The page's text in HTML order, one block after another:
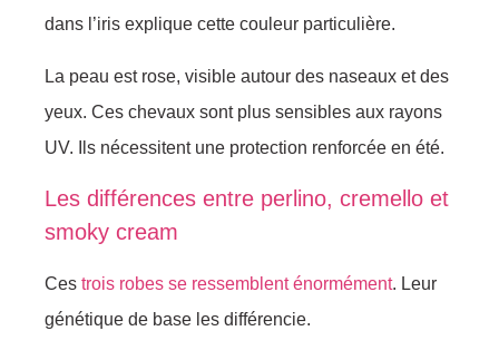
dans l’iris explique cette couleur particulière.
La peau est rose, visible autour des naseaux et des
yeux. Ces chevaux sont plus sensibles aux rayons
UV. Ils nécessitent une protection renforcée en été.
Les différences entre perlino, cremello et
smoky cream
Ces trois robes se ressemblent énormément. Leur
génétique de base les différencie.